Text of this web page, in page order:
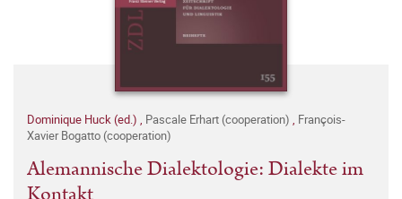
Dominique Huck (ed.) , Pascale Erhart (cooperation) , François-
Xavier Bogatto (cooperation)
Alemannische Dialektologie: Dialekte im